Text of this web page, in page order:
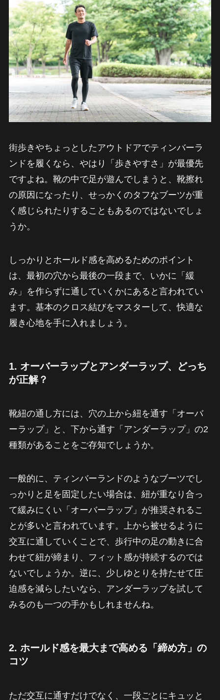
街歩きやちょっとしたアウトドアでティンバーラ
ンドを履くなら、やはり「歩きやすさ」が最優先
ですよね。靴の中で足が遊んでしまうと、靴擦れ
の原因になったり、せっかくのタフなブーツが重
く感じられたりすることもあるのではないでしょ
うか。
しっかりとホールド感を高めるためのポイント
は、最初の穴から最後の一段まで、いかに「緩
み」を作らずに通していくかにあると言われてい
ます。基本のクロス結びをマスターして、快適な
履き心地を手に入れましょう。
1. オーバーラップとアンダーラップ、どっち
が正解？
靴紐の通し方には、穴の上から紐を通す「オーバ
ーラップ」と、下から通す「アンダーラップ」の2
種類があることをご存知でしょうか。
一般的に、ティンバーランドのようなブーツでし
っかりと足を固定したい場合は、紐が重なり合っ
て緩みにくい「オーバーラップ」が推奨されるこ
とが多いと言われています。上から被せるように
交互に通していくことで、歩行中の足の動きに合
わせて紐が締まり、フィット感が持続するのでは
ないでしょうか。逆に、少しゆとりを持たせて圧
迫感を減らしたいなら、アンダーラップを試して
みるのも一つの手かもしれませんね。
2. ホールド感を最大まで高める「締め方」の
コツ
ただ交互に通すだけでなく、一段ごとにキュッと